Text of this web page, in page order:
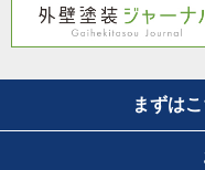
まずは